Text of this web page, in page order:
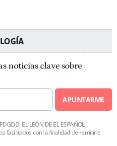
noticias clave sobre
APUNTARME
EL LEÓN DE EL ESPAÑOL
facilitados con la finalidad de remitirle